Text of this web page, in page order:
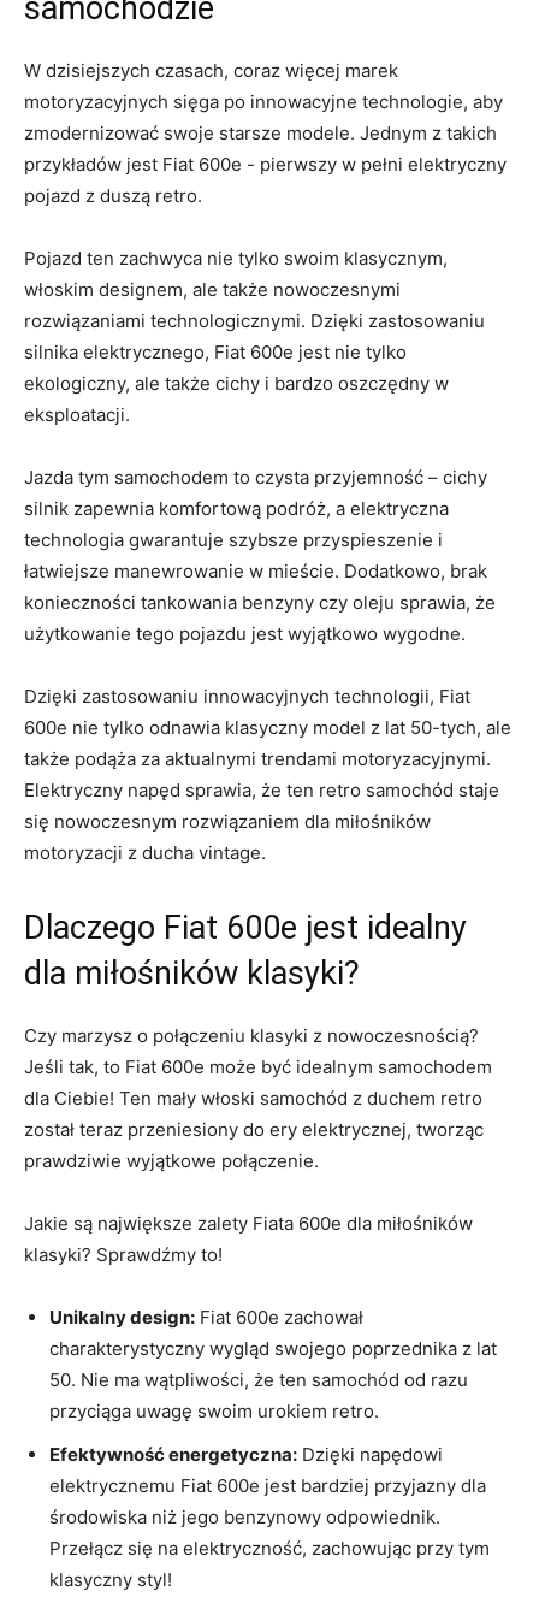
samochodzie
W dzisiejszych czasach, coraz więcej marek
motoryzacyjnych‍ sięga po innowacyjne technologie, aby
zmodernizować swoje starsze modele. Jednym z takich
przykładów‍ jest ​Fiat 600e ‍- pierwszy w pełni elektryczny
pojazd z duszą ⁢retro.
Pojazd ten ⁢zachwyca nie tylko swoim klasycznym,
włoskim designem, ale także nowoczesnymi
‍rozwiązaniami technologicznymi. Dzięki zastosowaniu
silnika elektrycznego, Fiat 600e jest nie tylko
⁢ekologiczny, ale ⁣także cichy⁣ i bardzo oszczędny⁢ w
eksploatacji.
Jazda tym samochodem to czysta przyjemność – cichy
silnik zapewnia komfortową podróż, a elektryczna
technologia ⁣gwarantuje szybsze przyspieszenie i
łatwiejsze⁤ manewrowanie ‍w mieście.‍ Dodatkowo, brak
⁣konieczności tankowania benzyny czy oleju sprawia, że
użytkowanie tego pojazdu jest‍ wyjątkowo wygodne.
Dzięki ‍zastosowaniu innowacyjnych technologii,⁢ Fiat
600e ​nie tylko⁢ odnawia ‌klasyczny ⁤model ‍z lat 50-tych, ale
także⁢ podąża za aktualnymi trendami ​motoryzacyjnymi.
Elektryczny⁤ napęd sprawia, ⁣że⁤ ten retro samochód staje
się‌ nowoczesnym rozwiązaniem dla miłośników
motoryzacji‍ z ducha ‌vintage.
Dlaczego Fiat 600e ‍jest idealny
dla miłośników ​klasyki?
Czy marzysz o połączeniu ⁢klasyki z nowoczesnością?⁣
Jeśli tak, to Fiat‍ 600e może być idealnym samochodem
dla Ciebie! Ten ‍mały włoski​ samochód z duchem retro
został teraz przeniesiony do ery elektrycznej, tworząc
prawdziwie wyjątkowe połączenie.
Jakie są największe zalety Fiata 600e⁣ dla miłośników
klasyki? ⁤Sprawdźmy‍ to!
Unikalny design: Fiat 600e zachował
charakterystyczny wygląd swojego poprzednika z lat
50. Nie ma ⁣wątpliwości, że ten ⁤samochód od razu
⁢przyciąga uwagę swoim urokiem retro.
Efektywność energetyczna: Dzięki napędowi‍
elektrycznemu​ Fiat 600e jest bardziej przyjazny dla‍
środowiska niż jego benzynowy odpowiednik.
Przełącz się na elektryczność, zachowując przy tym
‍klasyczny⁤ styl!